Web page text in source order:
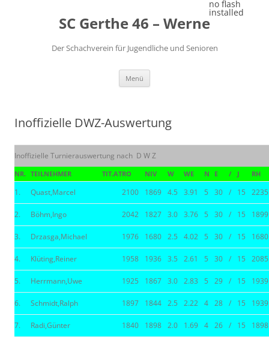
SC Gerthe 46 – Werne
Der Schachverein für Jugendliche und Senioren
Menü
Inoffizielle DWZ-Auswertung
Inoffizielle Turnierauswertung nach D W Z
NR. TEILNEHMER TIT.ATRO NIV W WE N E / J RH
1. Quast,Marcel 2100 1869 4.5 3.91 5 30 / 15 2235
2. Böhm,Ingo 2042 1827 3.0 3.76 5 30 / 15 1899
3. Drzasga,Michael 1976 1680 2.5 4.02 5 30 / 15 1680
4. Klüting,Reiner 1958 1936 3.5 2.61 5 30 / 15 2085
5. Herrmann,Uwe 1925 1867 3.0 2.83 5 29 / 15 1939
6. Schmidt,Ralph 1897 1844 2.5 2.22 4 28 / 15 1939
7. Radi,Günter 1840 1898 2.0 1.69 4 26 / 15 1898
no flash
installed